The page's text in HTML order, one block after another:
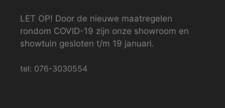
LET OP! Door de nieuwe maatregelen
rondom COVID-19 zijn onze showroom en
showtuin gesloten t/m 19 januari.
tel: 076-3030554